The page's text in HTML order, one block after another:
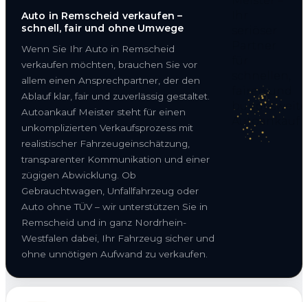
Auto in Remscheid verkaufen –
schnell, fair und ohne Umwege
Wenn Sie Ihr Auto in Remscheid
verkaufen möchten, brauchen Sie vor
allem einen Ansprechpartner, der den
Ablauf klar, fair und zuverlässig gestaltet.
Autoankauf Meister steht für einen
unkomplizierten Verkaufsprozess mit
realistischer Fahrzeugeinschätzung,
transparenter Kommunikation und einer
zügigen Abwicklung. Ob
Gebrauchtwagen, Unfallfahrzeug oder
Auto ohne TÜV – wir unterstützen Sie in
Remscheid und in ganz Nordrhein-
Westfalen dabei, Ihr Fahrzeug sicher und
ohne unnötigen Aufwand zu verkaufen.